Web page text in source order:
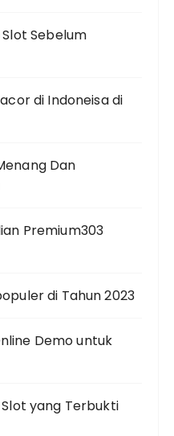
Sebelum
di Indoneisa di
Dan
Premium303
di Tahun 2023
Demo untuk
yang Terbukti